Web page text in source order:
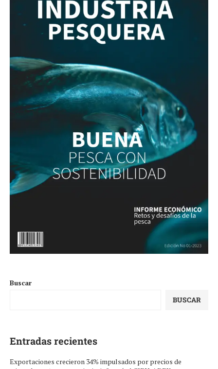
Buscar
BUSCAR
Entradas recientes
Exportaciones crecieron 34% impulsados por precios de